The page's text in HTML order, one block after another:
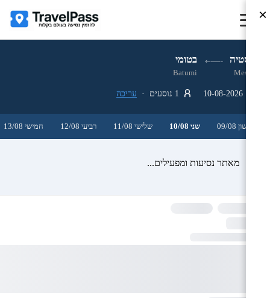
מסטיה בטומי
Mestia
Batumi
עריכה
ראשון 09/08 שני 10/08 שלישי 11/08 רביעי 12/08 חמישי 13/08
מאתר נסיעות ומפעילים...
×